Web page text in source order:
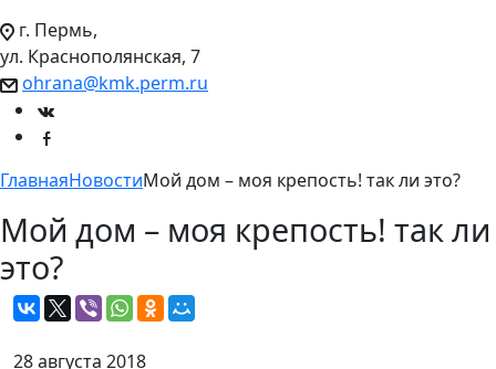
г. Пермь,
ул. Краснополянская, 7
ohrana@kmk.perm.ru
ГлавнаяНовостиМой дом – моя крепость! так ли это?
Мой дом – моя крепость! так ли
это?
28 августа 2018